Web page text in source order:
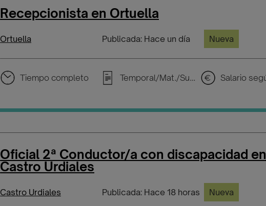
Recepcionista en Ortuella
Ortuella Publicada: Hace un día Nueva
Tiempo completo Temporal/Mat./Sustitución/...
Oficial 2ª Conductor/a con discapacidad en
Castro Urdiales
Castro Urdiales Publicada: Hace 18 horas Nueva